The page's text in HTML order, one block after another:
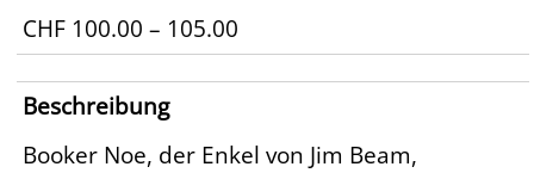
CHF 100.00 – 105.00
Beschreibung
Booker Noe, der Enkel von Jim Beam,